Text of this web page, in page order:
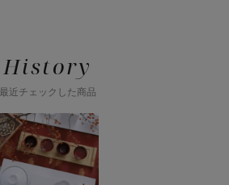
History
最近チェックした商品